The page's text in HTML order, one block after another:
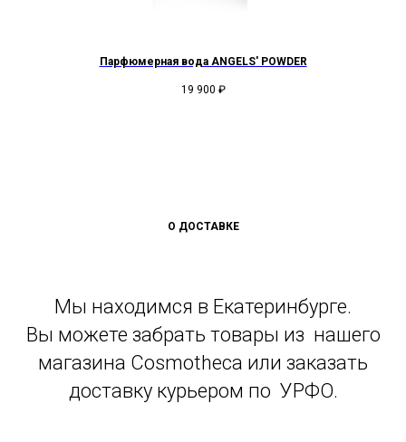
Парфюмерная вода ANGELS' POWDER
19 900 ₽
О ДОСТАВКЕ
Мы находимся в Екатеринбурге.
Вы можете забрать товары из нашего
магазина Cosmotheca или заказать
доставку курьером по УРФО.